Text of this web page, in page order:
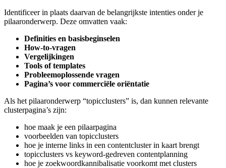
Identificeer in plaats daarvan de belangrijkste intenties onder je
pilaaronderwerp. Deze omvatten vaak:
Definities en basisbeginselen
How-to-vragen
Vergelijkingen
Tools of templates
Probleemoplossende vragen
Pagina’s voor commerciële oriëntatie
Als het pilaaronderwerp “topicclusters” is, dan kunnen relevante
clusterpagina’s zijn:
hoe maak je een pilaarpagina
voorbeelden van topicclusters
hoe je interne links in een contentcluster in kaart brengt
topicclusters vs keyword-gedreven contentplanning
hoe je zoekwoordkannibalisatie voorkomt met clusters